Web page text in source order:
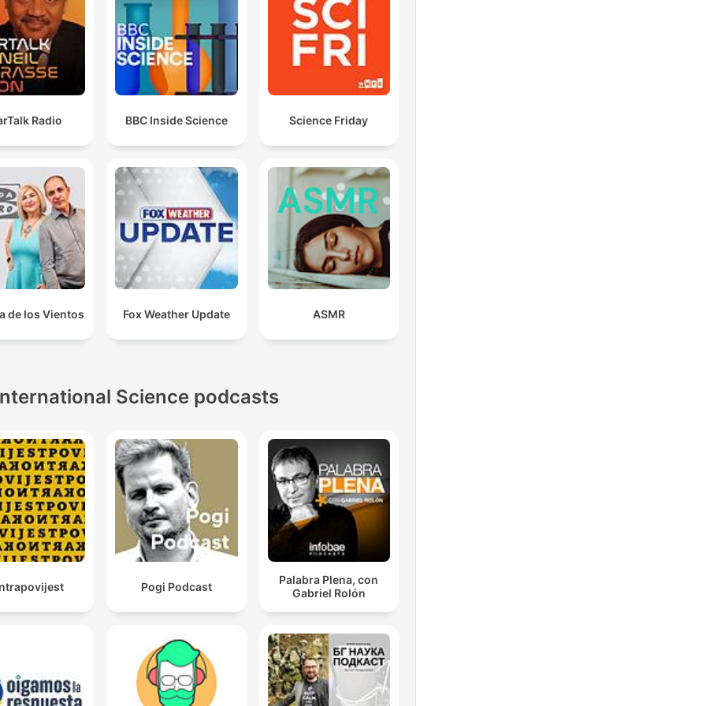
får högt blodtryck och hjärt-kärlsjukdomar tidigt i livet.
00:29:44 · Beskriver målet med modern forskning kring
biomarkörer för att möjliggöra preventiv behandling.
Radio BBC Inside Science Science Friday
de los Vientos Fox Weather Update ASMR
Science podcasts
Pogi Podcast
Palabra Plena, con
Gabriel Rolón